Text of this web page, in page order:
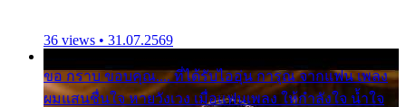
36 views • 31.07.2569
ขอ กราบ ขอบคุณ.... ที่ได้รับไออุ่น การุณ จากแฟน เพลง
ผมแสนชื่นใจ หายวังเวง เมื่อแฟนเพลง ให้กำลังใจ น้ำใจ